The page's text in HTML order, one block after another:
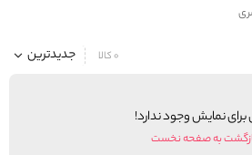
جدیدترین 0 کالا
برای نمایش وجود ندارد!
به صفحه نخست